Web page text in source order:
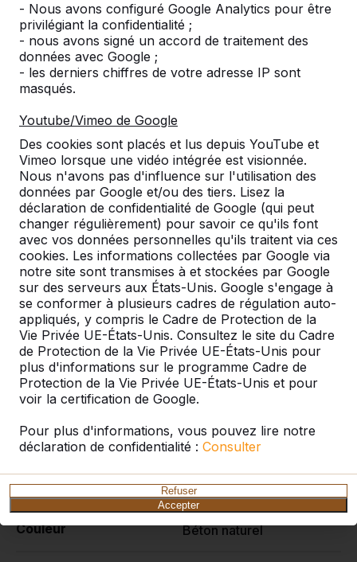
- Nous avons configuré Google Analytics pour être
privilégiant la confidentialité ;
- nous avons signé un accord de traitement des
données avec Google ;
- les derniers chiffres de votre adresse IP sont
masqués.
Youtube/Vimeo de Google
Des cookies sont placés et lus depuis YouTube et
Vimeo lorsque une vidéo intégrée est visionnée.
Nous n'avons pas d'influence sur l'utilisation des
données par Google et/ou des tiers. Lisez la
déclaration de confidentialité de Google (qui peut
changer régulièrement) pour savoir ce qu'ils font
avec vos données personnelles qu'ils traitent via ces
cookies. Les informations collectées par Google via
notre site sont transmises à et stockées par Google
sur des serveurs aux États-Unis. Google s'engage à
se conformer à plusieurs cadres de régulation auto-
appliqués, y compris le Cadre de Protection de la
Vie Privée UE-États-Unis. Consultez le site du Cadre
de Protection de la Vie Privée UE-États-Unis pour
plus d'informations sur le programme Cadre de
Protection de la Vie Privée UE-États-Unis et pour
voir la certification de Google.
Pour plus d'informations, vous pouvez lire notre
déclaration de confidentialité : Consulter
Refuser
Accepter
Ajouter à la commande
Livraison et mise en place gratuites en België.
Livré dans un délai de 4 semaines ouvrables.
Comment se fait la livraison ?Voir la vidéo
Table de backgammon en
béton naturel 2
personnes
Bientôt plus d'informations sur ce produit
Spécifications
Code de produit GT.BG.2
Couleur Béton naturel